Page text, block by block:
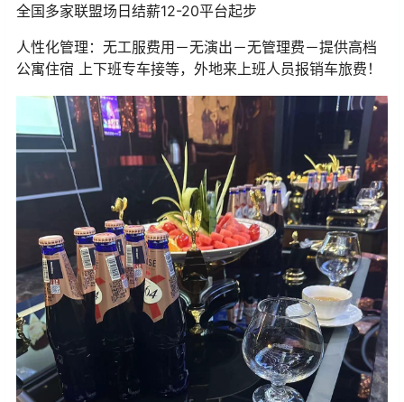
全国多家联盟场日结薪12-20平台起步
人性化管理：无工服费用－无演出－无管理费－提供高档
公寓住宿 上下班专车接等，外地来上班人员报销车旅费！